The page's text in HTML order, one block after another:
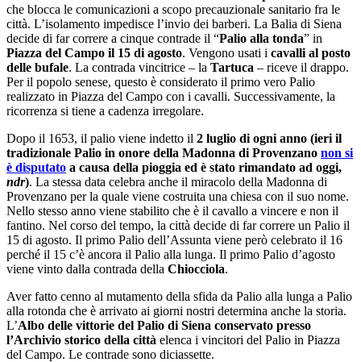
che blocca le comunicazioni a scopo precauzionale sanitario fra le
città. L’isolamento impedisce l’invio dei barberi. La Balia di Siena
decide di far correre a cinque contrade il “Palio alla tonda” in
Piazza del Campo il 15 di agosto. Vengono usati i cavalli al posto
delle bufale. La contrada vincitrice – la Tartuca – riceve il drappo.
Per il popolo senese, questo è considerato il primo vero Palio
realizzato in Piazza del Campo con i cavalli. Successivamente, la
ricorrenza si tiene a cadenza irregolare.
Dopo il 1653, il palio viene indetto il 2 luglio di ogni anno (ieri il
tradizionale Palio in onore della Madonna di Provenzano non si
è disputato a causa della pioggia ed è stato rimandato ad oggi,
ndr). La stessa data celebra anche il miracolo della Madonna di
Provenzano per la quale viene costruita una chiesa con il suo nome.
Nello stesso anno viene stabilito che è il cavallo a vincere e non il
fantino. Nel corso del tempo, la città decide di far correre un Palio il
15 di agosto. Il primo Palio dell’Assunta viene però celebrato il 16
perché il 15 c’è ancora il Palio alla lunga. Il primo Palio d’agosto
viene vinto dalla contrada della Chiocciola.
Aver fatto cenno al mutamento della sfida da Palio alla lunga a Palio
alla rotonda che è arrivato ai giorni nostri determina anche la storia.
L’Albo delle vittorie del Palio di Siena conservato presso
l’Archivio storico della città elenca i vincitori del Palio in Piazza
del Campo. Le contrade sono diciassette.